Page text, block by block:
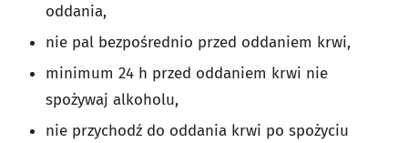
oddania,
nie pal bezpośrednio przed oddaniem krwi,
minimum 24 h przed oddaniem krwi nie
spożywaj alkoholu,
nie przychodź do oddania krwi po spożyciu